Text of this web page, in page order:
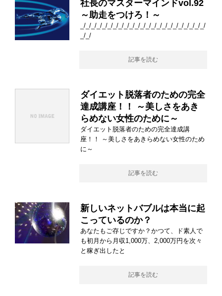
社長のマスターマインドvol.92
～助走をつけろ！～
_/_/_/_/_/_/_/_/_/_/_/_/_/_/_/_/_/_/_/_/_/_/_/
_/_/
記事を読む
ダイエット脱落者のための完全
達成講座！！ ～美しさをあき
らめない女性のために～
ダイエット脱落者のための完全達成講
座！！ ～美しさをあきらめない女性のため
に～
記事を読む
新しいネットバブルは本当に起
こっているのか？
あなたもご存じですか？かつて、ド素人で
も初月から月収1,000万、2,000万円を次々
と稼ぎ出したと
記事を読む